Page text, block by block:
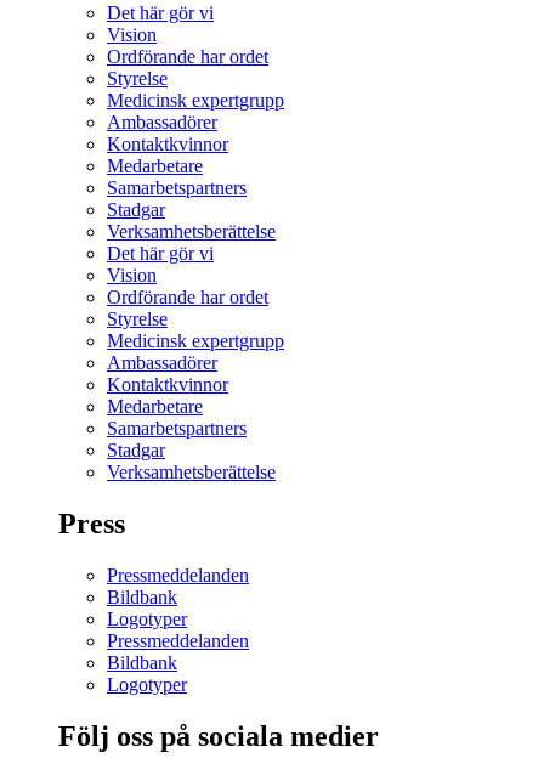
Det här gör vi
Vision
Ordförande har ordet
Styrelse
Medicinsk expertgrupp
Ambassadörer
Kontaktkvinnor
Medarbetare
Samarbetspartners
Stadgar
Verksamhetsberättelse
Det här gör vi
Vision
Ordförande har ordet
Styrelse
Medicinsk expertgrupp
Ambassadörer
Kontaktkvinnor
Medarbetare
Samarbetspartners
Stadgar
Verksamhetsberättelse
Press
Pressmeddelanden
Bildbank
Logotyper
Pressmeddelanden
Bildbank
Logotyper
Följ oss på sociala medier